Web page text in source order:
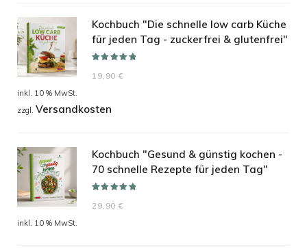
Kochbuch "Die schnelle low carb Küche
für jeden Tag - zuckerfrei & glutenfrei"
5.00 von 5
19,90€
inkl. 10 % MwSt.
zzgl. Versandkosten
Kochbuch "Gesund & günstig kochen -
70 schnelle Rezepte für jeden Tag"
5.00 von 5
29,90€
inkl. 10 % MwSt.